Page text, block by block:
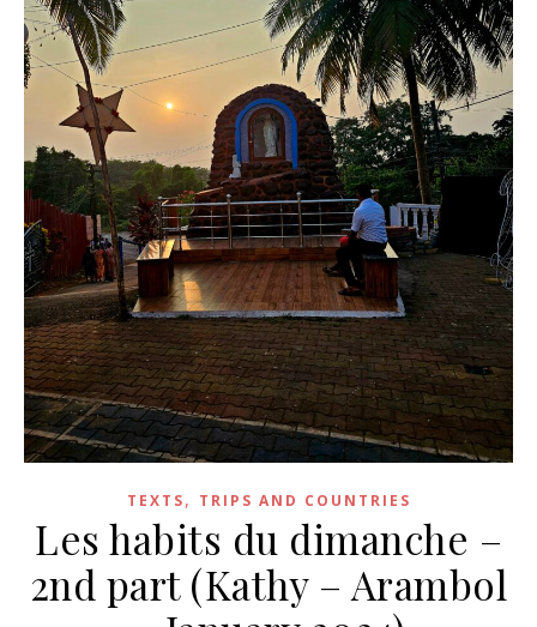
TEXTS, TRIPS AND COUNTRIES
Les habits du dimanche –
2nd part (Kathy – Arambol